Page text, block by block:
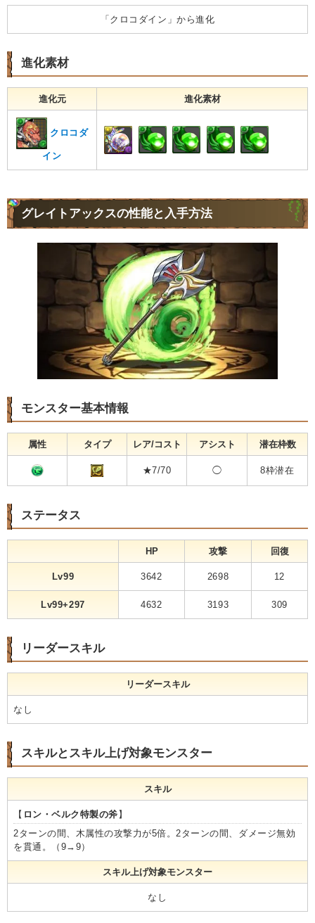
「クロコダイン」から進化
進化素材
進化元 進化素材
クロコダ
イン
グレイトアックスの性能と入手方法
モンスター基本情報
属性 タイプ レア/コスト アシスト 潜在枠数
★7/70 ◯ 8枠潜在
ステータス
HP 攻撃 回復
Lv99 3642 2698 12
Lv99+297 4632 3193 309
リーダースキル
リーダースキル
なし
スキルとスキル上げ対象モンスター
スキル
【 ロン・ベルク特製の斧 】
2ターンの間、木属性の攻撃力が5倍。2ターンの間、ダメージ無効
を貫通。（9→9）
スキル上げ対象モンスター
なし